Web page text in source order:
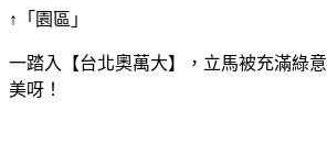
↑「園區」
一踏入【台北奧萬大】，立馬被充滿綠
美呀！